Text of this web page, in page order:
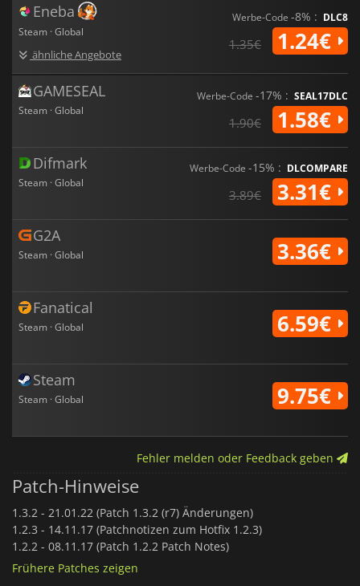
Eneba
Steam · Global
ähnliche Angebote
Werbe-Code -8% : DLC8
1.35€ 1.24€
GAMESEAL
Steam · Global
Werbe-Code -17% : SEAL17DLC
1.90€ 1.58€
Difmark
Steam · Global
Werbe-Code -15% : DLCOMPARE
3.89€ 3.31€
G2A
Steam · Global 3.36€
Fanatical
Steam · Global 6.59€
Steam
Steam · Global 9.75€
Fehler melden oder Feedback geben
Patch-Hinweise
1.3.2 - 21.01.22 (Patch 1.3.2 (r7) Änderungen)
1.2.3 - 14.11.17 (Patchnotizen zum Hotfix 1.2.3)
1.2.2 - 08.11.17 (Patch 1.2.2 Patch Notes)
Frühere Patches zeigen